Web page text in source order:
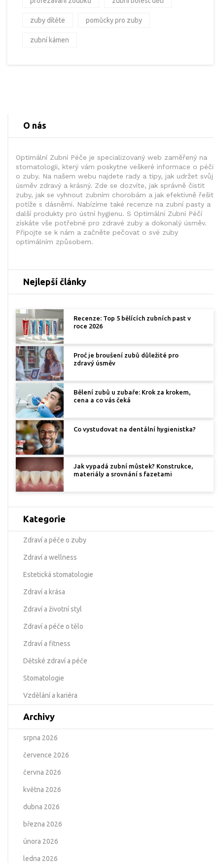
zuby dítěte pomůcky pro zuby
zubní kámen
O nás
Optimální Zubní Péče je specializovaný web zaměřený na
stomatologii, který vám poskytne veškeré informace o péči
o zuby. Na našem webu najdete rady a tipy, jak udržet svůj
úsměv zdravý a krásný. Zde se dozvíte, jak správně čistit
zuby, jak se vyhnout zubním chorobám a jak efektivně řešit
potíže s dásněmi. Nabízíme také recenze na zubní pasty a
další produkty pro ústní hygienu. S Optimální Zubní Péčí
získáte vše potřebné pro zdravé zuby a dokonalý úsměv.
Připojte se k nám a začněte pečovat o své zuby
optimálním způsobem.
Nejlepší články
Recenze: Top 5 bělících zubních past v
roce 2026
Proč je broušení zubů důležité pro
zdravý úsměv
Bělení zubů u zubaře: Krok za krokem,
cena a co vás čeká
Co vystudovat na dentální hygienistka?
Jak vypadá zubní můstek? Konstrukce,
materiály a srovnání s fazetami
Kategorie
Zdraví a péče o zuby
Zdraví a wellness
Estetická stomatologie
Zdraví a krása
Zdraví a životní styl
Zdraví a péče o tělo
Zdraví a fitness
Dětské zdraví a péče
Stomatologie
Vzdělání a kariéra
Archivy
srpna 2026
července 2026
června 2026
května 2026
dubna 2026
března 2026
února 2026
ledna 2026